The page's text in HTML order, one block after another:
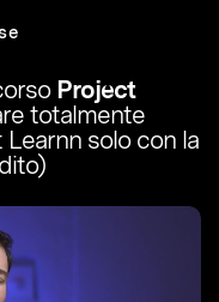
Project
totalmente
solo con la